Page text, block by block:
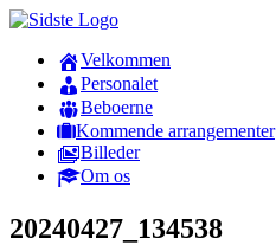
Velkommen
Personalet
Beboerne
Kommende arrangementer
Billeder
Om os
20240427_134538